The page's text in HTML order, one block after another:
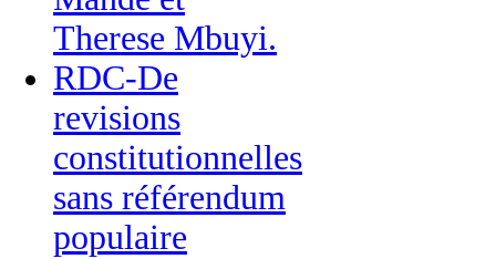
Therese Mbuyi.
RDC-De
revisions
constitutionnelles
sans référendum
populaire